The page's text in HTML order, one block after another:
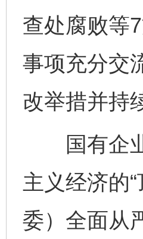
查处腐败等
事项充分交
改举措并持
国有企业
主义经济的
委）全面从